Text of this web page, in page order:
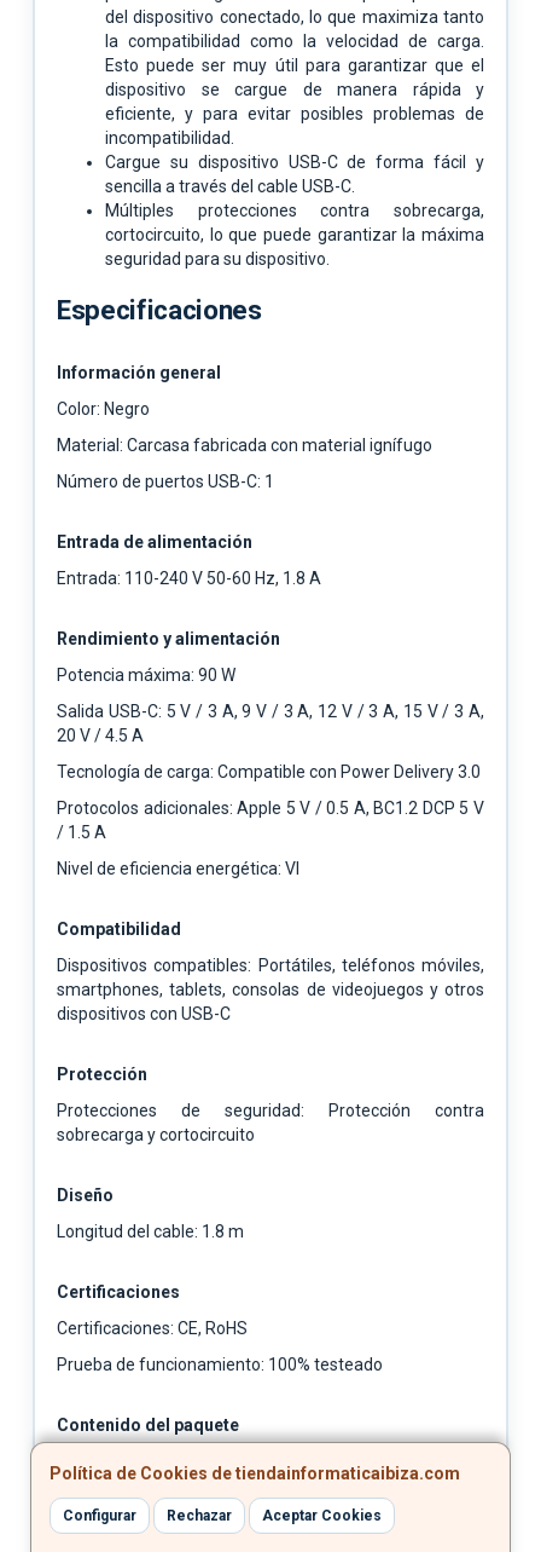
del dispositivo conectado, lo que maximiza tanto
la compatibilidad como la velocidad de carga.
Esto puede ser muy útil para garantizar que el
dispositivo se cargue de manera rápida y
eficiente, y para evitar posibles problemas de
incompatibilidad.
Cargue su dispositivo USB-C de forma fácil y
sencilla a través del cable USB-C.
Múltiples protecciones contra sobrecarga,
cortocircuito, lo que puede garantizar la máxima
seguridad para su dispositivo.
Especificaciones
Información general
Color: Negro
Material: Carcasa fabricada con material ignífugo
Número de puertos USB-C: 1
Entrada de alimentación
Entrada: 110-240 V 50-60 Hz, 1.8 A
Rendimiento y alimentación
Potencia máxima: 90 W
Salida USB-C: 5 V / 3 A, 9 V / 3 A, 12 V / 3 A, 15 V / 3 A,
20 V / 4.5 A
Tecnología de carga: Compatible con Power Delivery 3.0
Protocolos adicionales: Apple 5 V / 0.5 A, BC1.2 DCP 5 V
/ 1.5 A
Nivel de eficiencia energética: VI
Compatibilidad
Dispositivos compatibles: Portátiles, teléfonos móviles,
smartphones, tablets, consolas de videojuegos y otros
dispositivos con USB-C
Protección
Protecciones de seguridad: Protección contra
sobrecarga y cortocircuito
Diseño
Longitud del cable: 1.8 m
Certificaciones
Certificaciones: CE, RoHS
Prueba de funcionamiento: 100% testeado
Contenido del paquete
Manual de usuario
Política de Cookies de tiendainformaticaibiza.com
Configurar Rechazar Aceptar Cookies